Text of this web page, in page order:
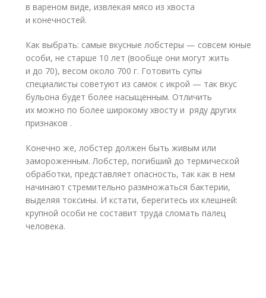
в вареном виде, извлекая мясо из хвоста
и конечностей.
Как выбрать: самые вкусные лобстеры — совсем юные
особи, не старше 10 лет (вообще они могут жить
и до 70), весом около 700 г. Готовить супы
специалисты советуют из самок с икрой — так вкус
бульона будет более насыщенным. Отличить
их можно по более широкому хвосту и ряду других
признаков .
Конечно же, лобстер должен быть живым или
замороженным. Лобстер, погибший до термической
обработки, представляет опасность, так как в нем
начинают стремительно размножаться бактерии,
выделяя токсины. И кстати, берегитесь их клешней:
крупной особи не составит труда сломать палец
человека.